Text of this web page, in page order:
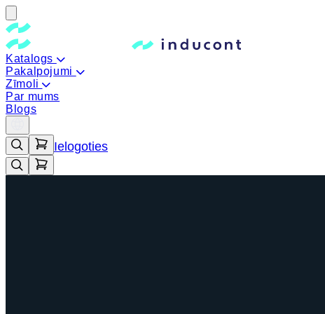
Katalogs
Pakalpojumi
Zīmoli
Par mums
Blogs
Ielogoties